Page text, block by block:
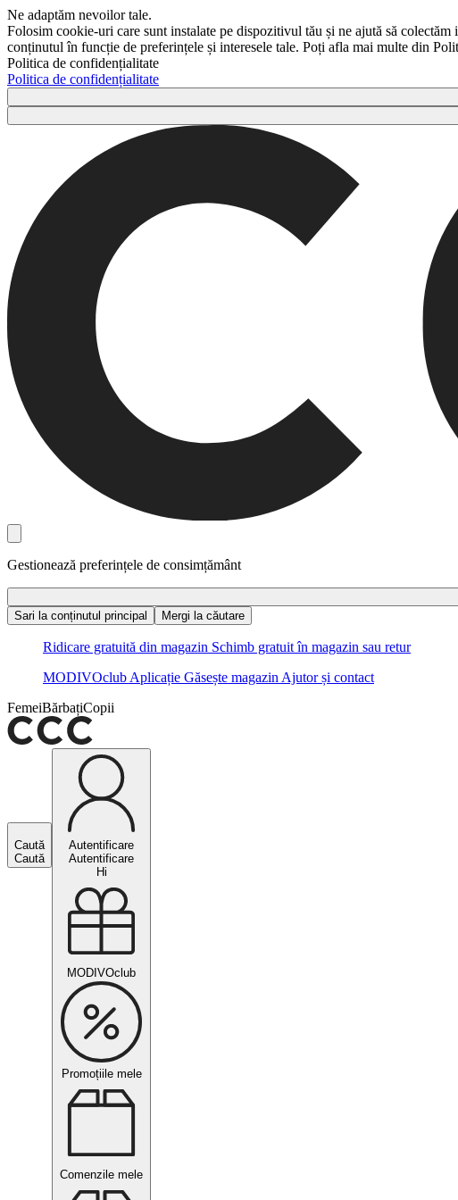
Ne adaptăm nevoilor tale.
Folosim cookie-uri care sunt instalate pe dispozitivul tău și ne ajută să
conținutul în funcție de preferințele și interesele tale. Poți afla mai multe din
Politica de confidențialitate
Politica de confidențialitate
Gestionează preferințele de consimțământ
Sari la conținutul principal
Mergi la căutare
Ridicare gratuită din magazin Schimb gratuit în magazin sau retur
MODIVOclub Aplicație Găsește magazin Ajutor și contact
FemeiBărbațiCopii
Caută
Caută
Autentificare
Autentificare
Hi
MODIVOclub
Promoțiile mele
Comenzile mele